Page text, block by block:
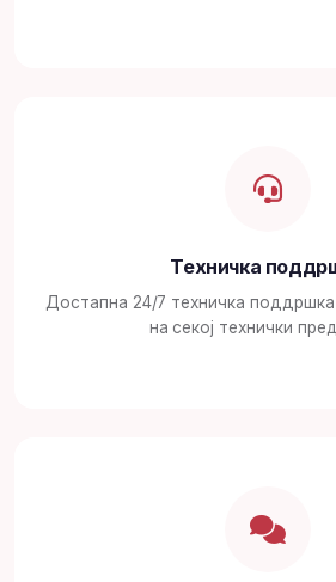
Техничка
Достапна 24/7 техничка
на секој технички